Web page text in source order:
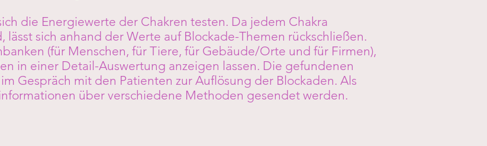
die Energiewerte der Chakren testen. Da jedem Chakra
sich anhand der Werte auf Blockade-Themen rückschließen.
(für Menschen, für Tiere, für Gebäude/Orte und für Firmen),
in einer Detail-Auswertung anzeigen lassen. Die gefundenen
Gespräch mit den Patienten zur Auflösung der Blockaden. Als
über verschiedene Methoden gesendet werden.